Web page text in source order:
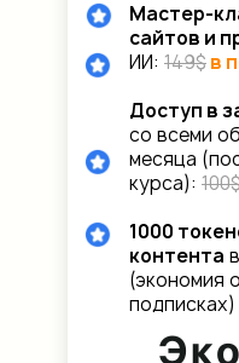
Мастер-
сайтов и
ИИ: 149$в
Доступ в
со всеми
месяца
курса):
1000
контента
(экономия
подписках)